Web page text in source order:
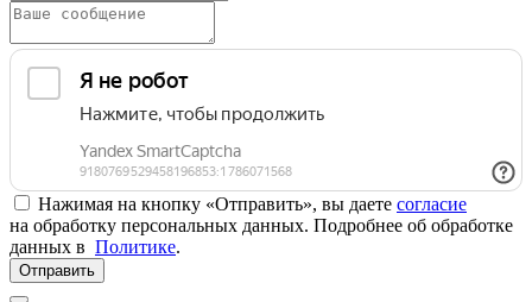
Нажимая на кнопку «Отправить», вы даете согласие
на обработку персональных данных. Подробнее об обработке
данных в Политике.
Отправить